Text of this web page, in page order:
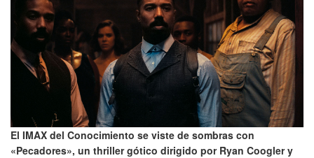
El IMAX del Conocimiento se viste de sombras con
«Pecadores», un thriller gótico dirigido por Ryan Coogler y